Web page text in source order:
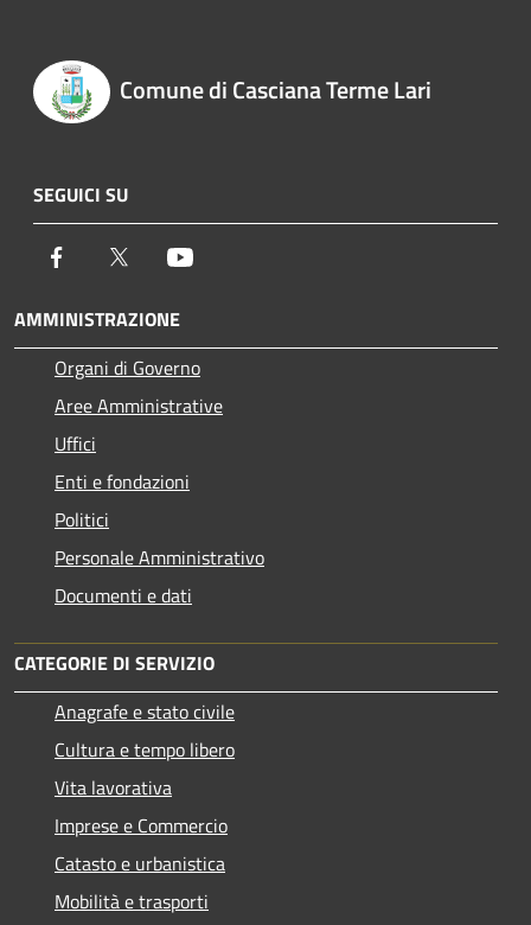
Comune di Casciana Terme Lari
SEGUICI SU
Facebook Twitter
AMMINISTRAZIONE
Organi di Governo
Aree Amministrative
Uffici
Enti e fondazioni
Politici
Personale Amministrativo
Documenti e dati
CATEGORIE DI SERVIZIO
Anagrafe e stato civile
Cultura e tempo libero
Vita lavorativa
Imprese e Commercio
Catasto e urbanistica
Mobilità e trasporti